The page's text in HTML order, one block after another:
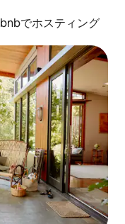
でホスティング